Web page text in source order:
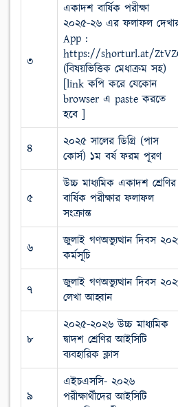
৩
একাদশ বার্ষিক পরীক্ষা
২০২৫-২৬ এর ফলাফল
App :
https://shorturl.at/
(বিষয়ভিত্তিক মেধাক্রম সহ)
[link কপি করে যেকোন
browser এ paste করতে
হবে ]
৪
২০২৫ সালের ডিগ্রি (পাস
কোর্স) ১ম বর্ষ ফরম পূরণ
৫
উচ্চ মাধ্যমিক একাদশ শ্রেণির
বার্ষিক পরীক্ষার ফলাফল
সংক্রান্ত
৬
জুলাই গণঅভ্যুত্থান দিবস
কর্মসূচি
৭
জুলাই গণঅভ্যুত্থান দিবস
লেখা আহ্বান
৮
২০২৫-২০২৬ উচ্চ মাধ্যমিক
দ্বাদশ শ্রেণির আইসিটি
ব্যবহারিক ক্লাস
৯
এইচএসসি- ২০২৬
পরীক্ষার্থীদের আইসিটি